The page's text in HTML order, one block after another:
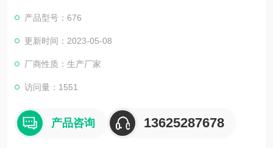
产品型号：676
更新时间：2023-05-08
厂商性质：生产厂家
访问量：1551
产品咨询 13625287678